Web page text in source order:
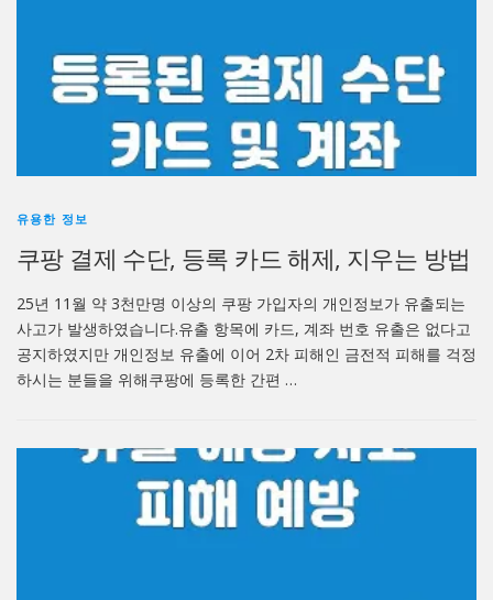
유용한 정보
쿠팡 결제 수단, 등록 카드 해제, 지우는 방법
25년 11월 약 3천만명 이상의 쿠팡 가입자의 개인정보가 유출되는
사고가 발생하였습니다.유출 항목에 카드, 계좌 번호 유출은 없다고
공지하였지만 개인정보 유출에 이어 2차 피해인 금전적 피해를 걱정
하시는 분들을 위해쿠팡에 등록한 간편 …